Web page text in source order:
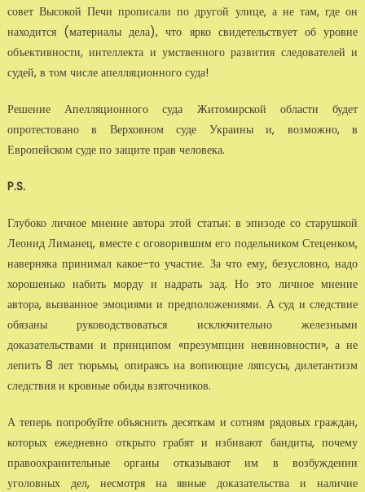
совет Высокой Печи прописали по другой улице, а не там, где он
находится (материалы дела), что ярко свидетельствует об уровне
объективности, интеллекта и умственного развития следователей и
судей, в том числе апелляционного суда!
Решение Апелляционного суда Житомирской области будет
опротестовано в Верховном суде Украины и, возможно, в
Европейском суде по защите прав человека.
P.S.
Глубоко личное мнение автора этой статьи: в эпизоде со старушкой
Леонид Лиманец, вместе с оговорившим его подельником Стеценком,
наверняка принимал какое-то участие. За что ему, безусловно, надо
хорошенько набить морду и надрать зад. Но это личное мнение
автора, вызванное эмоциями и предположениями. А суд и следствие
обязаны руководствоваться исключительно железными
доказательствами и принципом «презумпции невиновности», а не
лепить 8 лет тюрьмы, опираясь на вопиющие ляпсусы, дилетантизм
следствия и кровные обиды взяточников.
А теперь попробуйте объяснить десяткам и сотням рядовых граждан,
которых ежедневно открыто грабят и избивают бандиты, почему
правоохранительные органы отказывают им в возбуждении
уголовных дел, несмотря на явные доказательства и наличие